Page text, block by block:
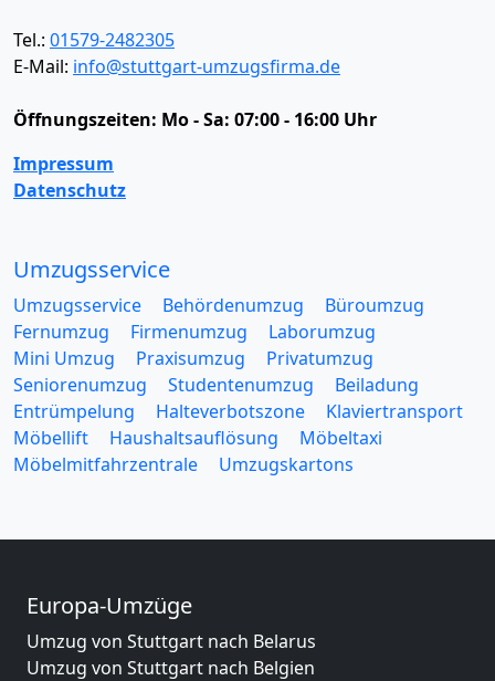
Tel.: 01579-2482305
E-Mail: info@stuttgart-umzugsfirma.de
Öffnungszeiten: Mo - Sa: 07:00 - 16:00 Uhr
Impressum
Datenschutz
Umzugsservice
Umzugsservice Behördenumzug
Büroumzug
Fernumzug
Firmenumzug
Laborumzug
Mini Umzug
Praxisumzug
Privatumzug
Seniorenumzug
Studentenumzug
Beiladung
Entrümpelung
Halteverbotszone
Klaviertransport
Möbellift
Haushaltsauflösung
Möbeltaxi
Möbelmitfahrzentrale
Umzugskartons
Europa-Umzüge
Umzug von Stuttgart nach Belarus
Umzug von Stuttgart nach Belgien